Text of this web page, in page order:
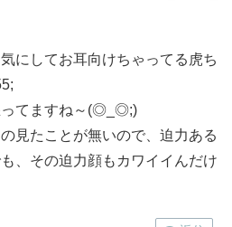
にしてお耳向けちゃってる虎ち
ってますね～(◎_◎;)
見たことが無いので、迫力ある
、その迫力顔もカワイイんだけ